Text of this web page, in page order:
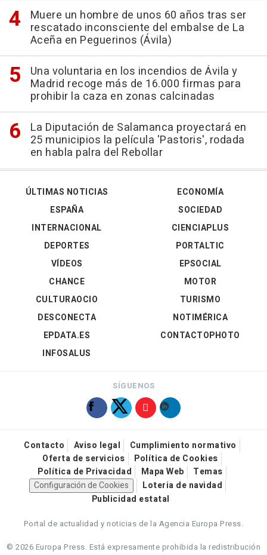
Muere un hombre de unos 60 años tras ser
rescatado inconsciente del embalse de La
Aceña en Peguerinos (Ávila)
Una voluntaria en los incendios de Ávila y
Madrid recoge más de 16.000 firmas para
prohibir la caza en zonas calcinadas
La Diputación de Salamanca proyectará en
25 municipios la película 'Pastoris', rodada
en habla palra del Rebollar
ÚLTIMAS NOTICIAS
ESPAÑA
INTERNACIONAL
DEPORTES
VÍDEOS
ECONOMÍA
SOCIEDAD
CIENCIAPLUS
PORTALTIC
EPSOCIAL
CHANCE
CULTURAOCIO
DESCONECTA
EPDATA.ES
INFOSALUS
MOTOR
TURISMO
NOTIMÉRICA
CONTACTOPHOTO
SÍGUENOS
Contacto Aviso legal
Cumplimiento normativo
Oferta de servicios
Política de Cookies
Política de Privacidad
Mapa Web
Temas
Configuración de Cookies
Loteria de navidad
Publicidad estatal
Portal de actualidad y noticias de la Agencia Europa Press.
© 2026 Europa Press. Está expresamente prohibida la redistribución